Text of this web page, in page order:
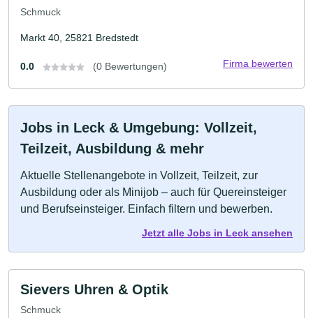
Schmuck
Markt 40, 25821 Bredstedt
0.0 (0 Bewertungen) Firma bewerten
Jobs in Leck & Umgebung: Vollzeit,
Teilzeit, Ausbildung & mehr
Aktuelle Stellenangebote in Vollzeit, Teilzeit, zur
Ausbildung oder als Minijob – auch für Quereinsteiger
und Berufseinsteiger. Einfach filtern und bewerben.
Jetzt alle Jobs in Leck ansehen
Sievers Uhren & Optik
Schmuck